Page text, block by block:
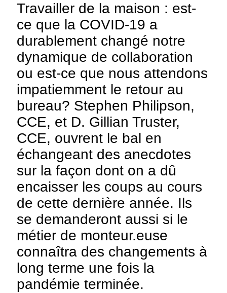
Travailler de la maison : est-
ce que la COVID-19 a
durablement changé notre
dynamique de collaboration
ou est-ce que nous attendons
impatiemment le retour au
bureau? Stephen Philipson,
CCE, et D. Gillian Truster,
CCE, ouvrent le bal en
échangeant des anecdotes
sur la façon dont on a dû
encaisser les coups au cours
de cette dernière année. Ils
se demanderont aussi si le
métier de monteur.euse
connaîtra des changements à
long terme une fois la
pandémie terminée.